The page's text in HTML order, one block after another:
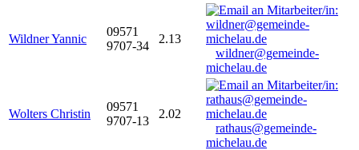
Wildner Yannic
09571
9707-34
2.13
wildner@gemeinde-
michelau.de
Wolters Christin
09571
9707-13
2.02
rathaus@gemeinde-
michelau.de